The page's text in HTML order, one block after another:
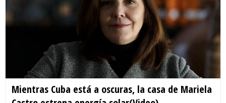
Mientras Cuba está a oscuras, la casa de Mariela